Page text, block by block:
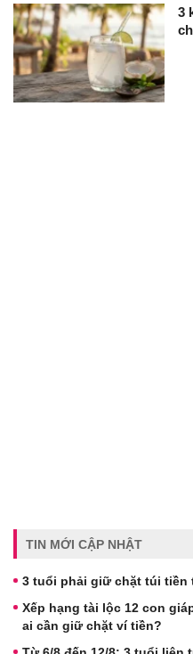
3
TIN MỚI CẬP NHẬT
3 tuổi phải giữ chặt túi tiền
Xếp hạng tài lộc 12 con
ai cần giữ chặt ví tiền?